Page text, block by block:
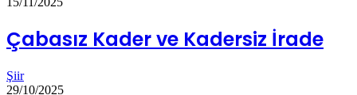
Çabasız Kader ve Kadersiz İrade
Şiir
29/10/2025